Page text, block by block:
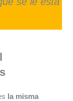
la misma